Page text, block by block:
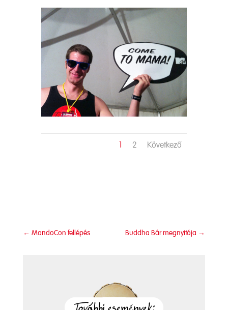
1 2 Következő
← MondoCon fellépés Buddha Bár megnyitója →